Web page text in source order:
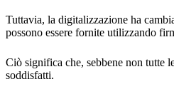
Tuttavia, la digitalizzazione ha
possono essere fornite utilizzando
Ciò significa che, sebbene non tutte
soddisfatti.